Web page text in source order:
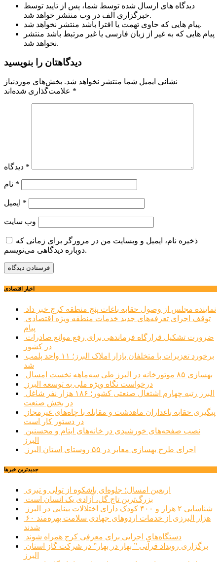
دیدگاه های ارسال شده توسط شما، پس از تایید توسط
خبرگزاری الف در وب منتشر خواهد شد.
پیام هایی که حاوی تهمت یا افترا باشد منتشر نخواهد شد.
پیام هایی که به غیر از زبان فارسی یا غیر مرتبط باشد منتشر
نخواهد شد.
دیدگاهتان را بنویسید
نشانی ایمیل شما منتشر نخواهد شد. بخش‌های موردنیاز
*
*
*
*
وب‌ سایت
ذخیره نام، ایمیل و وبسایت من در مرورگر برای زمانی که
دوباره دیدگاهی می‌نویسم.
اخبار اقتصادی
نماینده مجلس از وصول حقابه باغات پنج منطقه کرج خبر داد
پیام
در کشور
شد
بهسازی ۸۵ موتورخانه در البرز طی سه‌ماهه نخست امسال
درخواست نگاه ویژه ملی به توسعه البرز
در بخش صنعت
در دستور کار است
البرز
اجرای طرح بهسازی معابر در ۵۵ روستای استان البرز
جديدترين خبرها
اربعین امسال؛ جلوه‌ای باشکوه از تولی و تبری
بزرگ‌ترین تاج گل، آزادی یک انسان است
شناسایی ۲ هزار و ۴۰۰ کودک دارای اختلالات بینایی در البرز
۶۰ هزار البرزی از خدمات اردوهای جهادی سلامت بهره‌مند
شدند
دستگاه‌های اجرایی برای معرفی کرج همراه شوند
البرز